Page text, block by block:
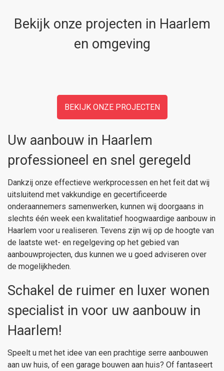
Bekijk onze projecten in Haarlem
en omgeving
BEKIJK ONZE PROJECTEN
Uw aanbouw in Haarlem
professioneel en snel geregeld
Dankzij onze effectieve werkprocessen en het feit dat wij
uitsluitend met vakkundige en gecertificeerde
onderaannemers samenwerken, kunnen wij doorgaans in
slechts één week een kwalitatief hoogwaardige aanbouw in
Haarlem voor u realiseren. Tevens zijn wij op de hoogte van
de laatste wet- en regelgeving op het gebied van
aanbouwprojecten, dus kunnen we u goed adviseren over
de mogelijkheden.
Schakel de ruimer en luxer wonen
specialist in voor uw aanbouw in
Haarlem!
Speelt u met het idee van een prachtige serre aanbouwen
aan uw huis, of een garage bouwen aan huis? Of fantaseert